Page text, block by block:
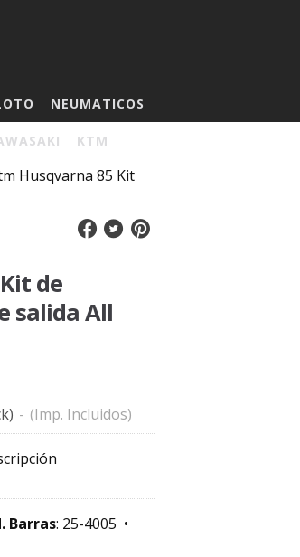
NEUMATICOS
KTM
Husqvarna 85 Kit
de
salida All
- (Imp. Incluidos)
Barras: 25-4005 •